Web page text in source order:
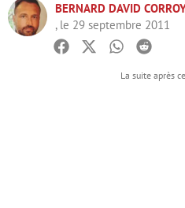
BERNARD DAVID
, le 29 septembre 2011
Facebook
TwitterWhatsapp
Reddit